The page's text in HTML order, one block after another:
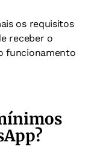
os requisitos
receber o
funcionamento